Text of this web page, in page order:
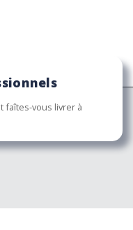
faîtes-vous livrer à